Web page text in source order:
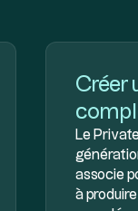
Créer
Le
associe
à